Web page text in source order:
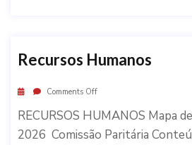
Recursos Humanos
Comments Off
RECURSOS HUMANOS Mapa
2026 Comissão Paritária